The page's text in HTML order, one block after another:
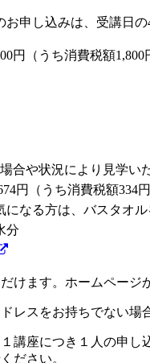
お申し込みは、受講日の
円（うち消費税額1,800
合や状況により見学い
円（うち消費税額334
なる方は、バスタオル
分
けます。ホームペー
レスをお持ちでない場
講座につき１人の申し
ださい。